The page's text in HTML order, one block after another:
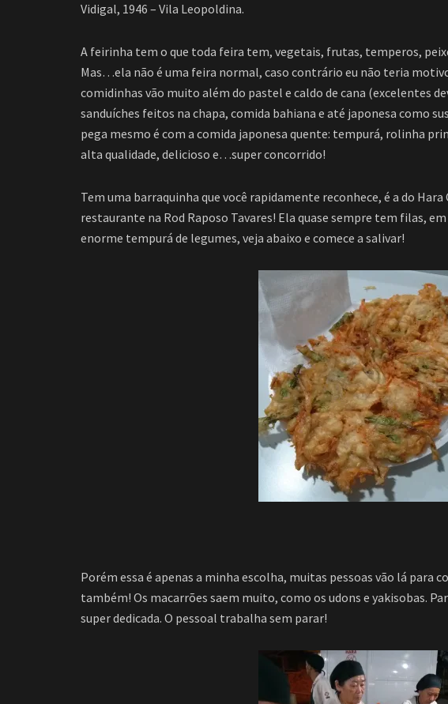
Vidigal, 1946 – Vila Leopoldina.
A feirinha tem o que toda feira tem, vegetais, frutas, temperos,
Mas…ela não é uma feira normal, caso contrário eu não teria
comidinhas vão muito além do pastel e caldo de cana (excelentes
sanduíches feitos na chapa, comida bahiana e até japonesa como
pega mesmo é com a comida japonesa quente: tempurá, rolinha
alta qualidade, delicioso e…super concorrido!
Tem uma barraquinha que você rapidamente reconhece, é a do
restaurante na Rod Raposo Tavares! Ela quase sempre tem filas,
enorme tempurá de legumes, veja abaixo e comece a salivar!
Porém essa é apenas a minha escolha, muitas pessoas vão lá para
também! Os macarrões saem muito, como os udons e yakisobas.
super dedicada. O pessoal trabalha sem parar!